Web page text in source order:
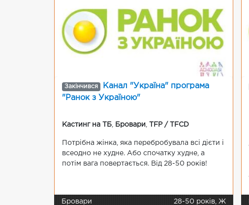
Закінчився
Канал "Україна" програма
"Ранок з Україною"
Кастинг на ТБ Бровари TFP / TFCD
Потрібна жінка, яка перебробувала всі дієти і
всеодно не худне. Або спочатку худне, а
потім вага повертається. Від 28-50 років!
Бровари 28-50 років, Ж